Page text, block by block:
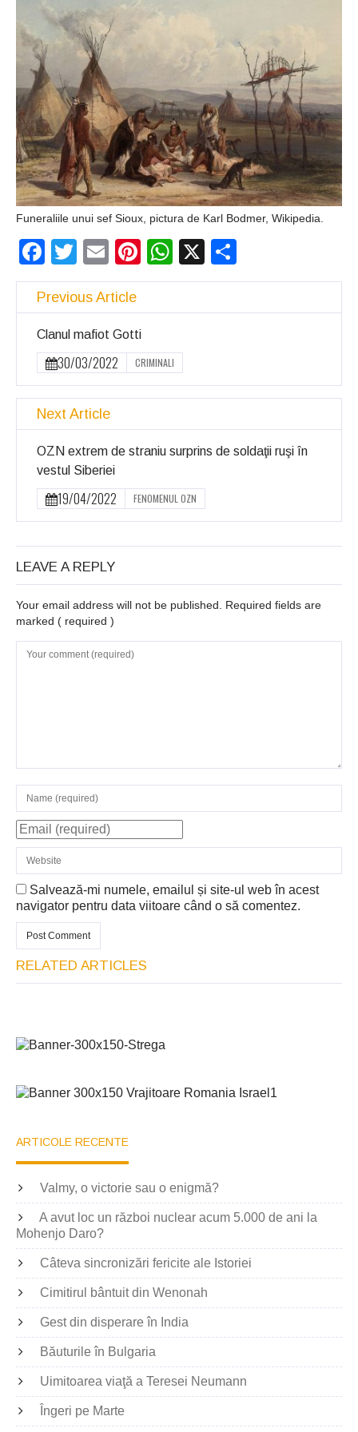
Ochii statuii
Fecioarei
sângerează
Funeraliile unui sef Sioux, pictura de Karl Bodmer, Wikipedia.
Facebook
Twitter
EmailPinterest
WhatsApp
X
Previous Article
Clanul mafiot Gotti
30/03/2022 CRIMINALI
Next Article
OZN extrem de straniu surprins de soldaţii ruşi în
vestul Siberiei
19/04/2022 FENOMENUL OZN
LEAVE A REPLY
Your email address will not be published. Required fields are
marked ( required )
Salvează-mi numele, emailul și site-ul web în acest
navigator pentru data viitoare când o să comentez.
RELATED ARTICLES
ARTICOLE RECENTE
Valmy, o victorie sau o enigmă?
A avut loc un război nuclear acum 5.000 de ani la
Mohenjo Daro?
Câteva sincronizări fericite ale Istoriei
Cimitirul bântuit din Wenonah
Gest din disperare în India
Băuturile în Bulgaria
Uimitoarea viaţă a Teresei Neumann
Îngeri pe Marte